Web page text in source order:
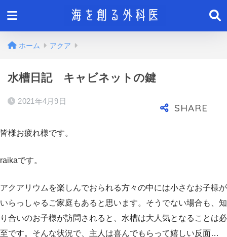
ホーム アクア
水槽日記 キャビネットの鍵
2021年4月9日
皆様お疲れ様です。
raikaです。
アクアリウムを楽しんでおられる方々の中には小さなお子様が
いらっしゃるご家庭もあると思います。そうでない場合も、知
り合いのお子様が訪問されると、水槽は大人気となることは必
至です。そんな状況で、主人は喜んでもらって嬉しい反面…